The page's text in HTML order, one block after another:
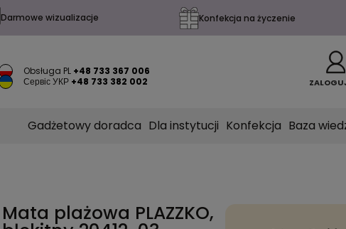
Darmowe wizualizacje Konfekcja na życzenie
Obsługa PL +48 733 367 006
Сервіс УКР +48 733 382 002
Gadżetowy doradca Dla instytucji Konfekcja Baza
Mata plażowa PLAZZKO,